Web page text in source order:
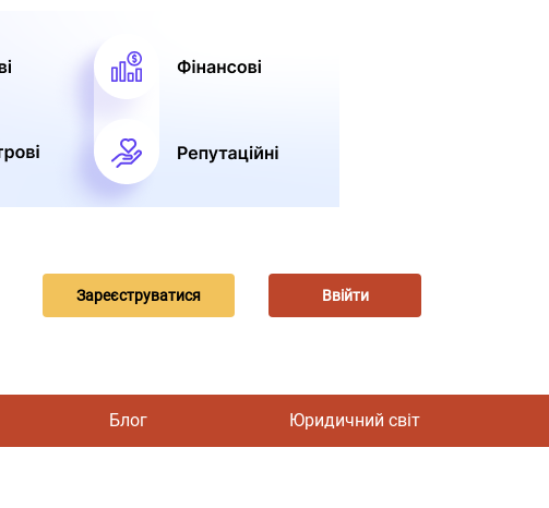
Зареєструватися Ввійти
Блог Юридичний світ